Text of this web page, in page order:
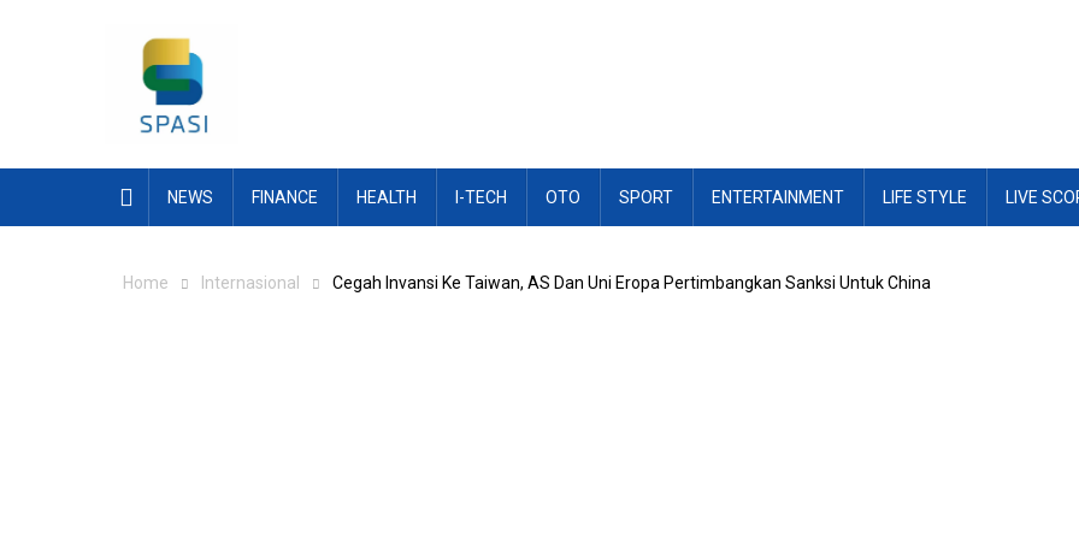
NEWS FINANCE HEALTH I-TECH OTO SPORT ENTERTAINMENT LIFE STYLE LIVE
Home Internasional Cegah Invansi Ke Taiwan, AS Dan Uni Eropa Pertimbangkan Sanksi Untuk China